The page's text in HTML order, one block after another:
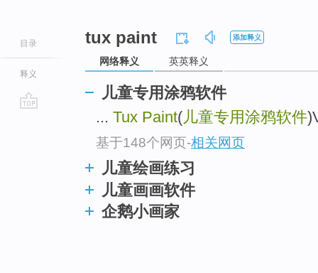
目录
释义
tux paint 添加释义
网络释义 英英释义
儿童专用涂鸦软件
... Tux Paint(儿童专用涂鸦软件
基于148个网页-相关网页
儿童绘画练习
儿童画画软件
企鹅小画家